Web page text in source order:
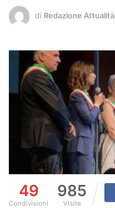
di Redazione Attualità
49
Condivisioni
985
Visite